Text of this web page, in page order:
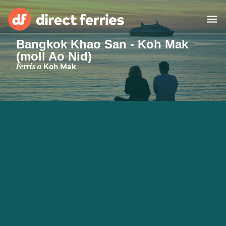
Països
Bitllets de Ferry
Bangkok Khao San - Koh Mak
(moll Ao Nid)
Ferris a Koh Mak